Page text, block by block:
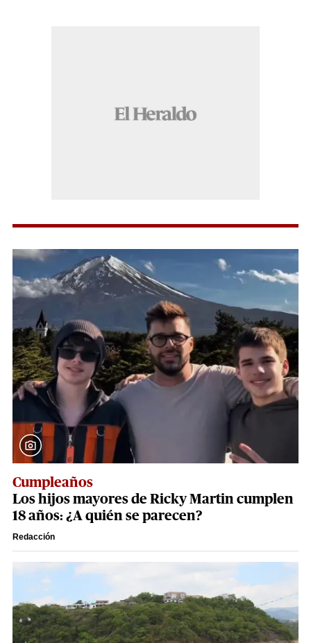
Cumpleaños
Los hijos mayores de Ricky Martin cumplen
18 años: ¿A quién se parecen?
Redacción